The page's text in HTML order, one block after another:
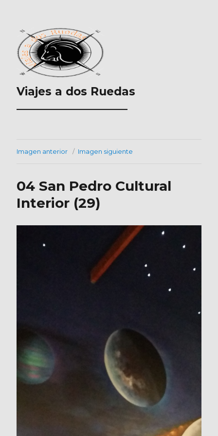
Viajes a dos Ruedas
___________________
Imagen anterior Imagen siguiente
04 San Pedro Cultural
Interior (29)